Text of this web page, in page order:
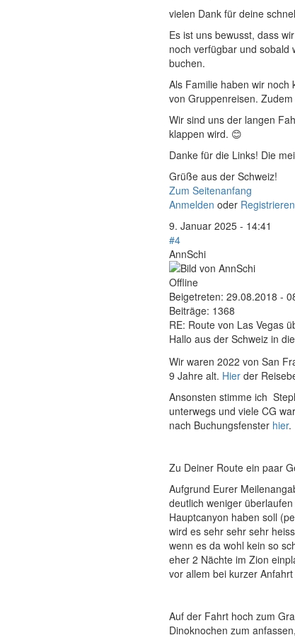
vielen Dank für deine
Es ist uns bewusst, dass
noch verfügbar und sobald
buchen.
Als Familie haben wir noch
von Gruppenreisen.
Wir sind uns der langen
klappen wird. 😊
Danke für die Links! Die
Grüße aus der Schweiz!
Zum Seitenanfang
Anmelden oder Registrieren
9. Januar 2025 - 14:41
#4
AnnSchi
Offline
Beigetreten: 29.08.2018 -
Beiträge: 1368
RE: Route von Las Vegas
Hallo aus der Schweiz in
Wir waren 2022 von San
9 Jahre alt. Hier der
Ansonsten stimme ich
unterwegs und viele CG
nach Buchungsfenster hier.
Zu Deiner Route ein paar
Aufgrund Eurer
deutlich weniger
Hauptcanyon haben soll
wird es sehr sehr sehr
wenn es da wohl kein so
eher 2 Nächte im Zion
vor allem bei kurzer
Auf der Fahrt hoch zum
Dinoknochen zum